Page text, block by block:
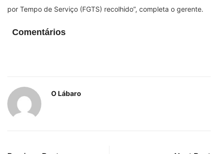
por Tempo de Serviço (FGTS) recolhido”, completa o gerente.
Comentários
O Lábaro